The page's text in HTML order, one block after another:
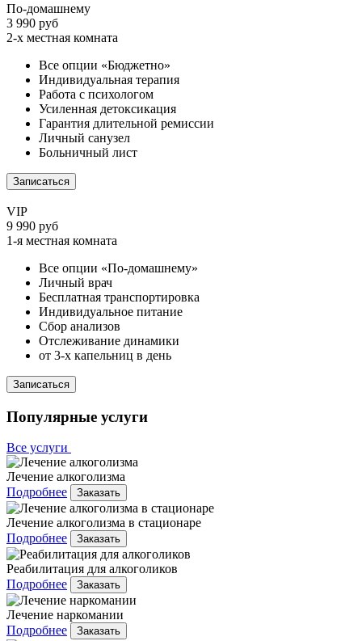
По-домашнему
3 990 руб
2-х местная комната
Все опции «Бюджетно»
Индивидуальная терапия
Работа с психологом
Усиленная детоксикация
Гарантия длительной ремиссии
Личный санузел
Больничный лист
Записаться
VIP
9 990 руб
1-я местная комната
Все опции «По-домашнему»
Личный врач
Бесплатная транспортировка
Индивидуальное питание
Сбор анализов
Отслеживание динамики
от 3-х капельниц в день
Записаться
Популярные услуги
Все услуги
Лечение алкоголизма
Подробнее
Заказать
Лечение алкоголизма в стационаре
Подробнее
Заказать
Реабилитация для алкоголиков
Подробнее
Заказать
Лечение наркомании
Подробнее
Заказать